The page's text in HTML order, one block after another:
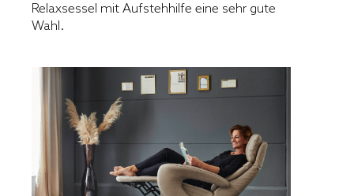
Relaxsessel mit Aufstehhilfe eine sehr gute
Wahl.